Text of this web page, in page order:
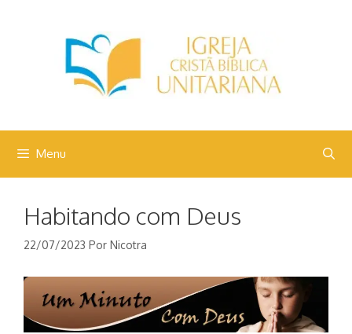
Menu
Habitando com Deus
22/07/2023 Por Nicotra